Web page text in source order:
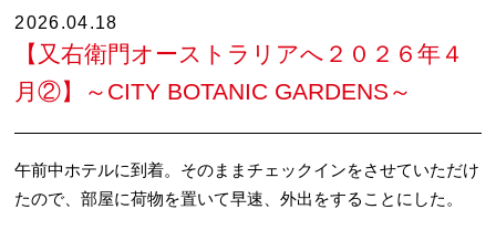
2026.04.18
【又右衛門オーストラリアへ２０２６年４
月②】～CITY BOTANIC GARDENS～
午前中ホテルに到着。そのままチェックインをさせていただけ
たので、部屋に荷物を置いて早速、外出をすることにした。